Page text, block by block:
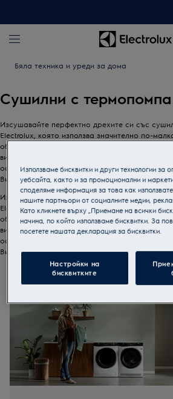
Бяла техника и уреди за дома
Сушилни с термопомпа
Изсушавайте перфектно дрехите си със
Electrolux, която използва значително по-
обикновените сушилни. Технологията на
ви нежно и равномерно при наполовина по-
осигурявайки оптималното количество
Ви в отлично състояние за по-дълго време.
Изсушавайте перфектно дрехите си със
Electrolux, която използва значително по-
обикновените сушилни. Технологията на
ви нежно и равномерно при наполовина по-
осигурявайки оптималното количество
Ви в отлично състояние за по-дълго време.
Използваме бисквитки и други технологии за
уебсайта, както и за промоционални и
споделяме информация за това как
нашите партньори от социалните медии,
Като кликнете върху „Приемане на всички
начина, по който използваме бисквитки. За
посетете нашата декларация за бисквитки.
Настройки на
бисквитките